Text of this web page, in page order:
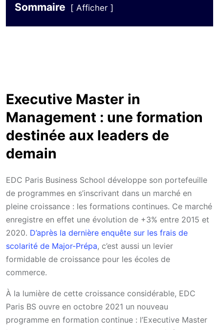
Sommaire Afficher
Executive Master in
Management : une formation
destinée aux leaders de
demain
EDC Paris Business School développe son portefeuille
de programmes en s’inscrivant dans un marché en
pleine croissance : les formations continues. Ce marché
enregistre en effet une évolution de +3% entre 2015 et
2020. D’après la dernière enquête sur les frais de
scolarité de Major-Prépa, c’est aussi un levier
formidable de croissance pour les écoles de
commerce.
À la lumière de cette croissance considérable, EDC
Paris BS ouvre en octobre 2021 un nouveau
programme en formation continue : l’Executive Master